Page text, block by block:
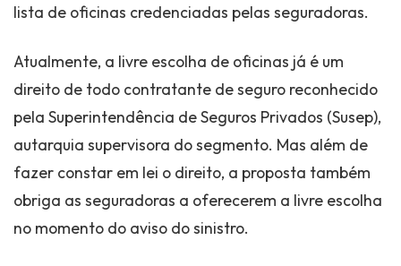
lista de oficinas credenciadas pelas seguradoras.
Atualmente, a livre escolha de oficinas já é um
direito de todo contratante de seguro reconhecido
pela Superintendência de Seguros Privados (Susep),
autarquia supervisora do segmento. Mas além de
fazer constar em lei o direito, a proposta também
obriga as seguradoras a oferecerem a livre escolha
no momento do aviso do sinistro.